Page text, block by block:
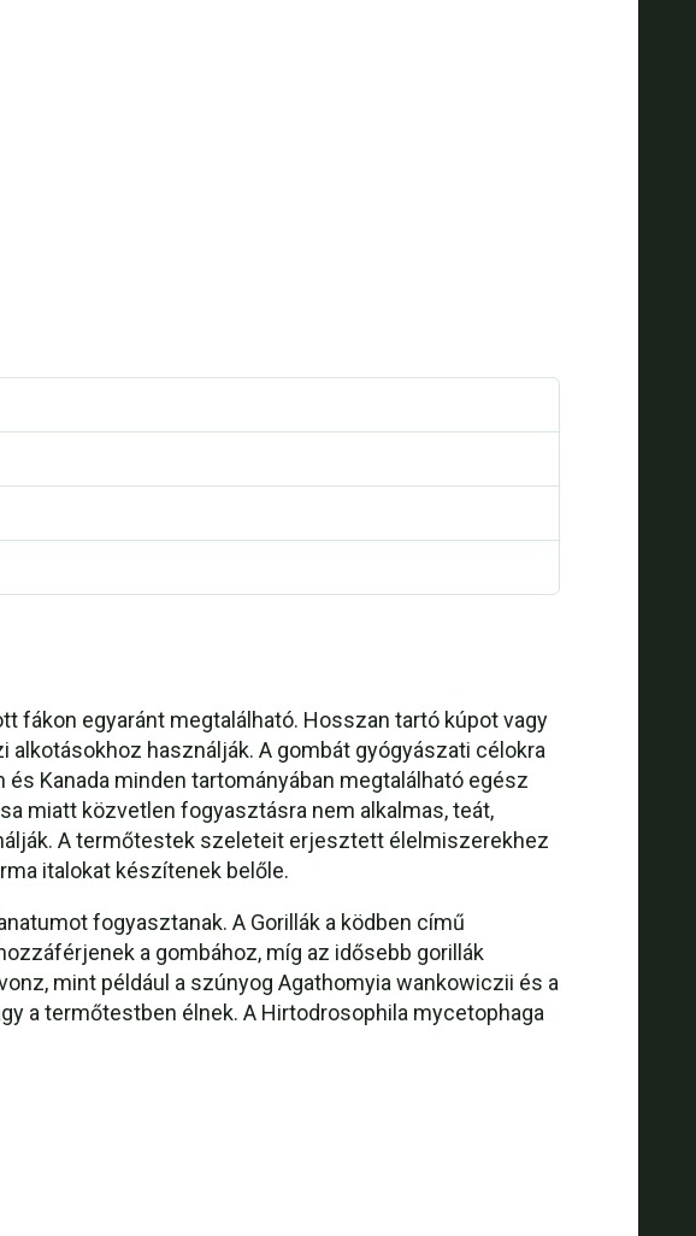
fákon egyaránt megtalálható. Hosszan tartó kúpot vagy
használják. A gombát gyógyászati célokra
Kanada minden tartományában megtalálható egész
miatt közvetlen fogyasztásra nem alkalmas, teát,
A termőtestek szeleteit erjesztett élelmiszerekhez
italokat készítenek belőle.
fogyasztanak. A Gorillák a ködben című
a gombához, míg az idősebb gorillák
mint például a szúnyog Agathomyia wankowiczii és a
a termőtestben élnek. A Hirtodrosophila mycetophaga